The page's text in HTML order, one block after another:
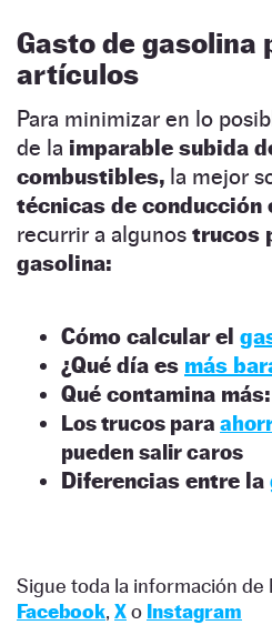
Gasto de gasolina
artículos
Para minimizar en lo
de la imparable subida
combustibles, la mejor
técnicas de conducción
recurrir a algunos trucos
gasolina:
Cómo calcular el
¿Qué día es más
Qué contamina más:
Los trucos para
pueden salir caros
Diferencias entre la
Sigue toda la información de
Facebook, Xo Instagram